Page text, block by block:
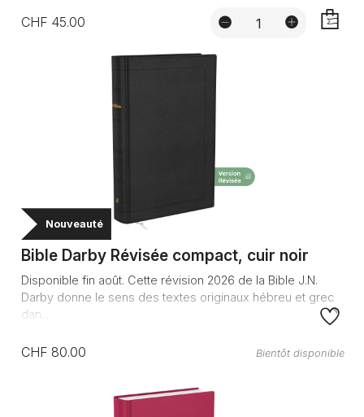
CHF 45.00
Nouveauté
Bible Darby Révisée compact, cuir noir
Disponible fin août. Cette révision 2026 de la Bible J.N.
Darby donne le sens des textes originaux hébreu et grec
dan...
CHF 80.00 Bientôt disponible